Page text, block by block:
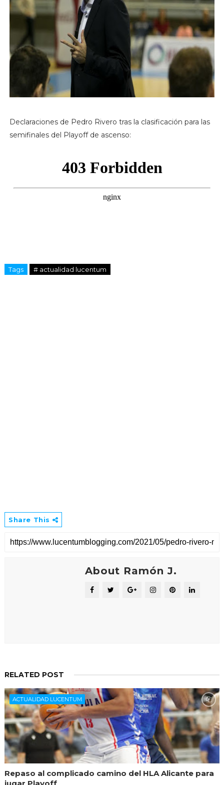
Declaraciones de Pedro Rivero tras la clasificación para las
semifinales del Playoff de ascenso:
Tags # actualidad lucentum
Share This
About Ramón J.
RELATED POST
ACTUALIDAD LUCENTUM
Repaso al complicado camino del HLA Alicante para
jugar Playoff